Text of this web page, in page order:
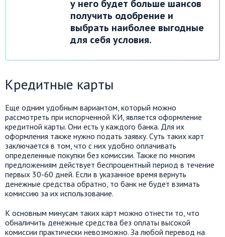
у него будет больше шансов
получить одобрение и
выбрать наиболее выгодные
для себя условия.
Кредитные карты
Еще одним удобным вариантом, который можно
рассмотреть при испорченной КИ, является оформление
кредитной карты. Они есть у каждого банка. Для их
оформления также нужно подать заявку. Суть таких карт
заключается в том, что с них удобно оплачивать
определенные покупки без комиссии. Также по многим
предложениям действует беспроцентный период в течение
первых 30-60 дней. Если в указанное время вернуть
денежные средства обратно, то банк не будет взимать
комиссию за их использование.
К основным минусам таких карт можно отнести то, что
обналичить денежные средства без оплаты высокой
комиссии практически невозможно. За любой перевод на